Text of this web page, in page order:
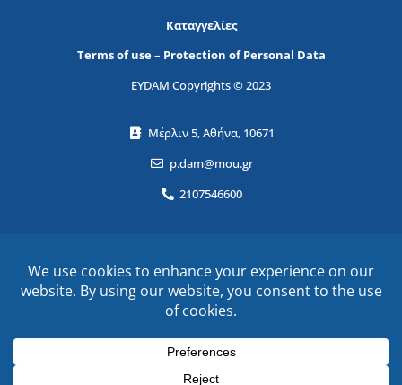
Καταγγελίες
Terms of use– Protection of Personal Data
EYDAM Copyrights © 2023
Μέρλιν 5, Αθήνα, 10671
p.dam@mou.gr
2107546600
όρους χρήσης